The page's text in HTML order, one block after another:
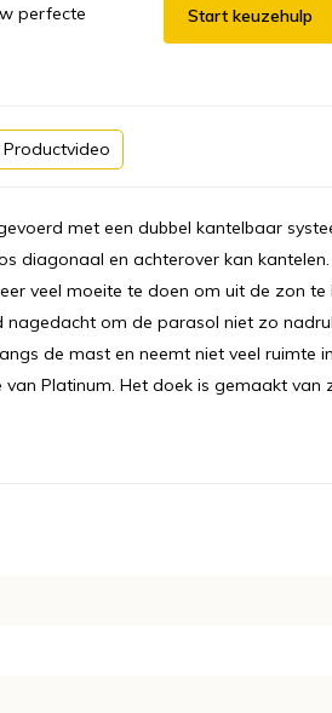
perfecte
Start keuzehulp
Productvideo
met een dubbel kantelbaar
diagonaal en achterover kan kantelen.
veel moeite te doen om uit de zon te
nagedacht om de parasol niet zo
de mast en neemt niet veel ruimte
Platinum. Het doek is gemaakt van